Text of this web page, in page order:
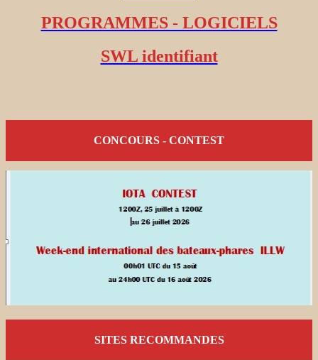
PROGRAMMES - LOGICIELS
SWL identifiant
CONCOURS - CONTEST
SITES RECOMMANDES